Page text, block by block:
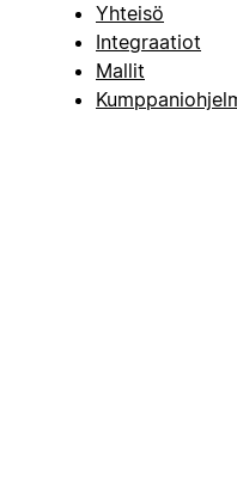
Yhteisö
Integraatiot
Mallit